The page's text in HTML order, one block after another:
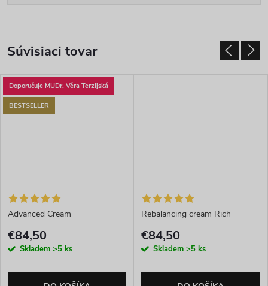
Súvisiaci tovar
Doporučuje MUDr. Věra Terzijská
BESTSELLER
Advanced Cream
€84,50
Skladem >5 ks
Rebalancing cream Rich
€84,50
Skladem >5 ks